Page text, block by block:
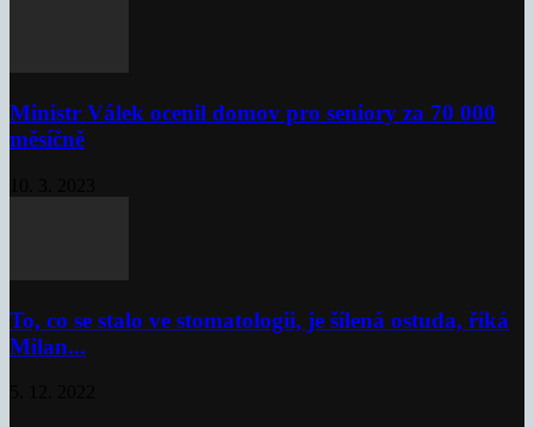
Ministr Válek ocenil domov pro seniory za 70 000
měsíčně
To, co se stalo ve stomatologii, je šílená ostuda, říká
Milan...